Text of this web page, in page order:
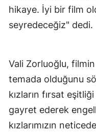
hikaye. İyi bir film
seyredeceğiz" dedi.
Vali Zorluoğlu,
temada olduğunu
kızların fırsat
gayret ederek
kızlarımızın